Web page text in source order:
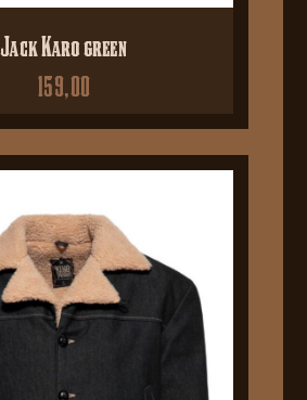
Jack Karo green
159,00